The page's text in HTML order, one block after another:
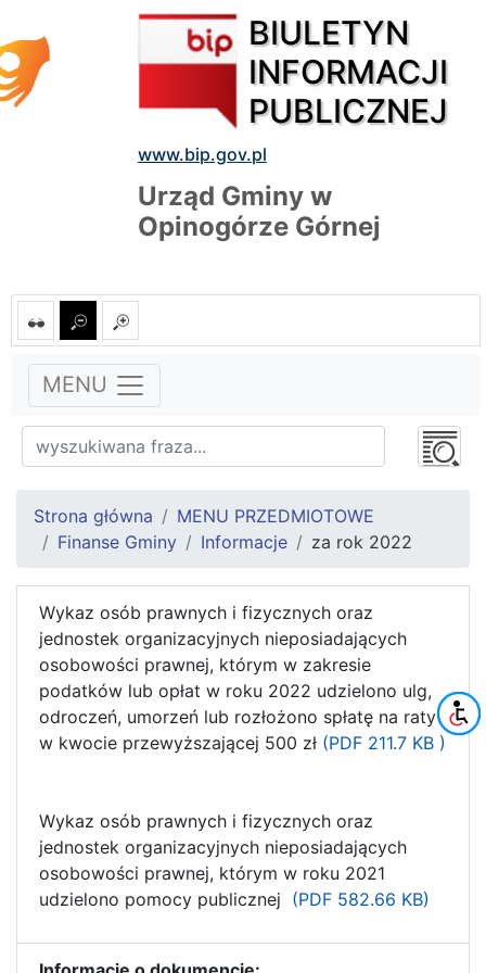
BIULETYN
INFORMACJI
PUBLICZNEJ
www.bip.gov.pl
Urząd Gminy w
Opinogórze Górnej
MENU
Strona główna
MENU PRZEDMIOTOWE
Finanse Gminy
Informacje za rok 2022
Wykaz osób prawnych i fizycznych oraz
jednostek organizacyjnych nieposiadających
osobowości prawnej, którym w zakresie
podatków lub opłat w roku 2022 udzielono ulg,
odroczeń, umorzeń lub rozłożono spłatę na raty
w kwocie przewyższającej 500 zł (PDF 211.7 KB )
Wykaz osób prawnych i fizycznych oraz
jednostek organizacyjnych nieposiadających
osobowości prawnej, którym w roku 2021
udzielono pomocy publicznej (PDF 582.66 KB)